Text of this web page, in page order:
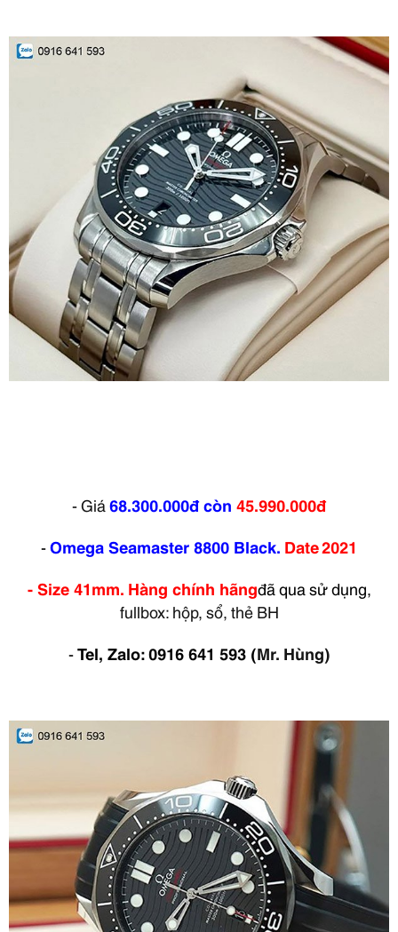
- Giá68.300.000đcòn 45.990.000đ
-Omega Seamaster 8800 Black. Date2021
- Size 41mm. Hàng chính hãngđã qua sử dụng,
fullbox: hộp, sổ, thẻ BH
-Tel, Zalo: 0916 641 593 (Mr. Hùng)